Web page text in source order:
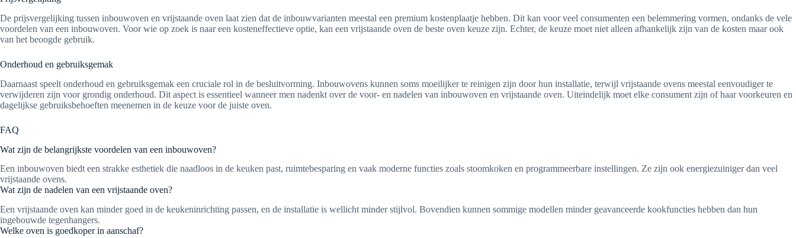
De prijsvergelijking tussen inbouwoven en vrijstaande oven laat zien dat de inbouwvarianten meestal een premium kostenplaatje hebben. Dit kan voor veel consumenten een belemmering vormen, ondanks de vele
voordelen van een inbouwoven. Voor wie op zoek is naar een kosteneffectieve optie, kan een vrijstaande oven de beste oven keuze zijn. Echter, de keuze moet niet alleen afhankelijk zijn van de kosten maar ook
van het beoogde gebruik.
Onderhoud en gebruiksgemak
Daarnaast speelt onderhoud en gebruiksgemak een cruciale rol in de besluitvorming. Inbouwovens kunnen soms moeilijker te reinigen zijn door hun installatie, terwijl vrijstaande ovens meestal eenvoudiger te
verwijderen zijn voor grondig onderhoud. Dit aspect is essentieel wanneer men nadenkt over de voor- en nadelen van inbouwoven en vrijstaande oven. Uiteindelijk moet elke consument zijn of haar voorkeuren en
dagelijkse gebruiksbehoeften meenemen in de keuze voor de juiste oven.
FAQ
Wat zijn de belangrijkste voordelen van een inbouwoven?
Een inbouwoven biedt een strakke esthetiek die naadloos in de keuken past, ruimtebesparing en vaak moderne functies zoals stoomkoken en programmeerbare instellingen. Ze zijn ook energiezuiniger dan veel
vrijstaande ovens.
Wat zijn de nadelen van een vrijstaande oven?
Een vrijstaande oven kan minder goed in de keukeninrichting passen, en de installatie is wellicht minder stijlvol. Bovendien kunnen sommige modellen minder geavanceerde kookfuncties hebben dan hun
ingebouwde tegenhangers.
Welke oven is goedkoper in aanschaf?